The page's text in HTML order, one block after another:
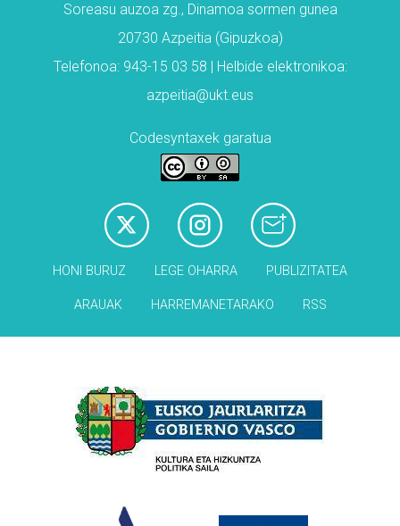
Soreasu auzoa zg., Dinamoa sormen gunea
20730 Azpeitia (Gipuzkoa)
Telefonoa: 943-15 03 58 | Helbide elektronikoa:
azpeitia@ukt.eus
Codesyntaxek garatua
HONI BURUZ LEGE OHARRA PUBLIZITATEA
ARAUAK HARREMANETARAKO RSS